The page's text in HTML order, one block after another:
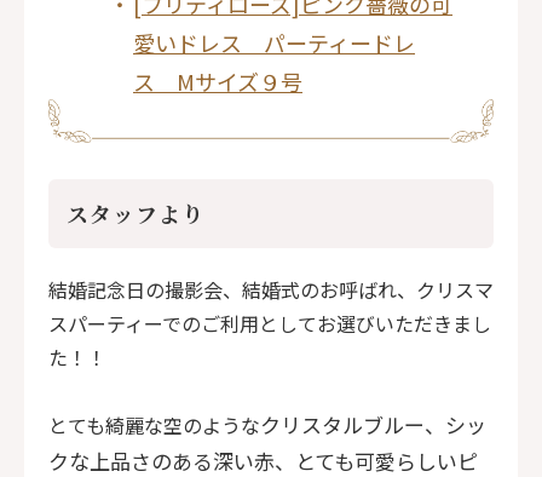
愛いドレス パーティードレ
ス Mサイズ９号
スタッフより
結婚記念日の撮影会、結婚式のお呼ばれ、クリスマ
スパーティーでのご利用としてお選びいただきまし
た！！
とても綺麗な空のようなクリスタルブルー、シッ
クな上品さのある深い赤、とても可愛らしいピ